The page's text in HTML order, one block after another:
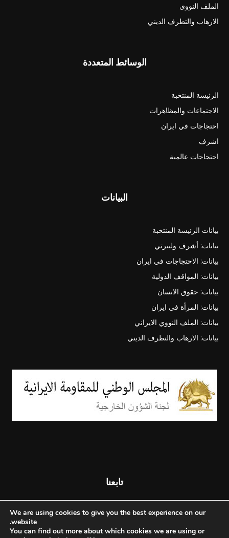
الملف النووي
الارهاب والتطرف الديني
الوسائط المتعددة
الرئيسة المنتخبة
الاجتماعات والمظاهرات
احتجاجات في ايران
اشرف
احتجاجات عالمية
البيانات
بيانات الرئيسة المنتخبة
بيانات: أشرف وليبرتي
بيانات: الاحتجاجات في ايران
بيانات: المواقف الدولية
بيانات: حقوق الانسان
بيانات: المرأة في ايران
بيانات: الملف النووي الايراني
بيانات: الارهاب والتطرف الديني
تابعنا
We are using cookies to give you the best experience on our
website.
You can find out more about which cookies we are using or